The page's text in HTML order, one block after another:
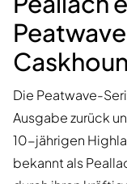
Die Peatwave-
Ausgabe zurück
10-jährigen
bekannt als